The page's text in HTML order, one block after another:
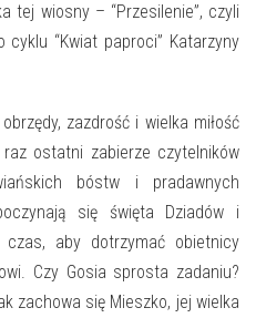
tej wiosny – “Przesilenie”, czyli
“Kwiat paproci” Katarzyny
zazdrość i wielka miłość
ostatni zabierze czytelników
bóstw i pradawnych
się święta Dziadów i
czas, aby dotrzymać obietnicy
Czy Gosia sprosta zadaniu?
zachowa się Mieszko, jej wielka